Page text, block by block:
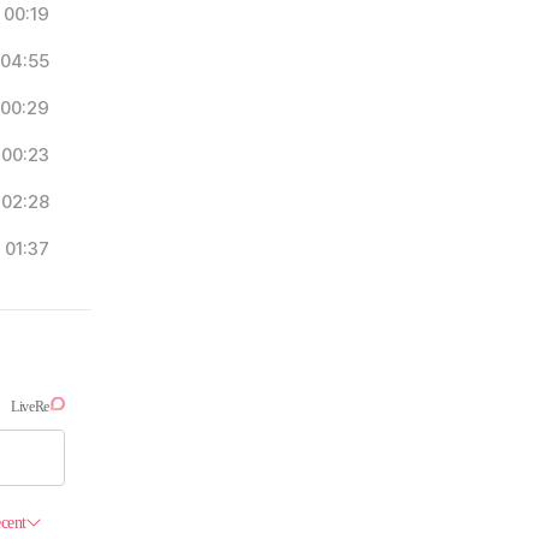
00:19
04:55
00:29
00:23
02:28
01:37